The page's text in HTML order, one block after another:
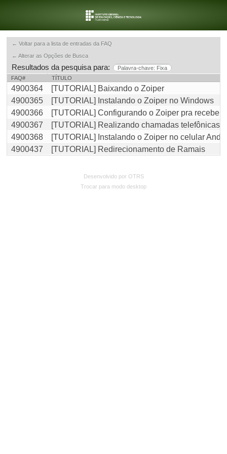
← Voltar para a lista de entradas da FAQ
← Alterar as Opções de Busca
Resultados da pesquisa para:
Palavra-chave: Fixa
FAQ#
TÍTULO
4900364
[TUTORIAL] Baixando o Zoiper
4900365
[TUTORIAL] Instalando o Zoiper no Windows
4900366
[TUTORIAL] Configurando o Zoiper pra
4900367
[TUTORIAL] Realizando chamadas telefônicas
4900368
[TUTORIAL] Instalando o Zoiper no celular
4900437
[TUTORIAL] Redirecionamento de Ramais
Desenvolvido por OTRS
Trocar para modo desktop